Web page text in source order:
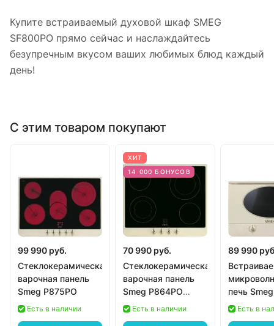
Купите встраиваемый духовой шкаф SMEG
SF800PO прямо сейчас и наслаждайтесь
безупречным вкусом ваших любимых блюд каждый
день!
С этим товаром покупают
99 990 руб.
Стеклокерамическая
варочная панель
Smeg P875PO
Есть в наличии
ХИТ
14 000 БОНУСОВ
70 990 руб.
Стеклокерамическая
варочная панель
Smeg P864PO
электрическая в
Есть в наличии
89 990
печь Smeg
Есть в